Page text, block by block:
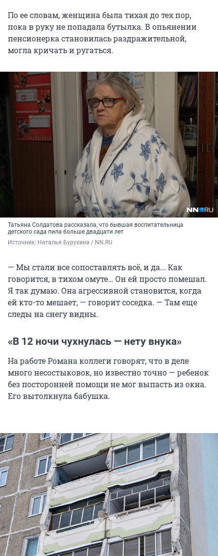
По ее словам, женщина была тихая до тех пор,
пока в руку не попадала бутылка. В опьянении
пенсионерка становилась раздражительной,
могла кричать и ругаться.
Татьяна Солдатова рассказала, что бывшая воспитательница
детского сада пила больше двадцати лет
Источник: Наталья Бурухина / NN.RU
— Мы стали все сопоставлять всё, и да... Как
говорится, в тихом омуте… Он ей просто помешал.
Я так думаю. Она агрессивной становится, когда
ей кто-то мешает, — говорит соседка. — Там еще
следы на снегу видны.
«В 12 ночи чухнулась — нету внука»
На работе Романа коллеги говорят, что в деле
много несостыковок, но известно точно — ребенок
без посторонней помощи не мог выпасть из окна.
Его вытолкнула бабушка.